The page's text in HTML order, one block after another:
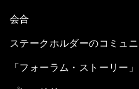
会合
ステークホルダーのコミュ
「フォーラム・ストーリー」